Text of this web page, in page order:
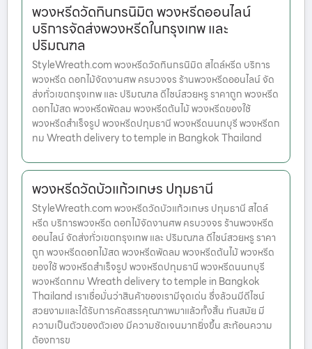
พวงหรีดวัดทินกรนิมิต พวงหรีดออนไลน์
บริการจัดส่งพวงหรีดในกรุงเทพ และ
ปริมณฑล
StyleWreath.com พวงหรีดวัดทินกรนิมิต สไตล์หรีด บริการ
พวงหรีด ดอกไม้จัดงานศพ ครบวงจร ร้านพวงหรีดออนไลน์ จัด
ส่งทั่วเขตกรุงเทพ และ ปริมณฑล ดีไซน์สวยหรู ราคาถูก พวงหรีด
ดอกไม้สด พวงหรีดพัดลม พวงหรีดต้นไม้ พวงหรีดของใช้
พวงหรีดสำเร็จรูป พวงหรีดปทุมธานี พวงหรีดนนทบุรี พวงหรีดก
ทม Wreath delivery to temple in Bangkok Thailand
พวงหรีดวัดบัวแก้วเกษร ปทุมธานี
StyleWreath.com พวงหรีดวัดบัวแก้วเกษร ปทุมธานี สไตล์
หรีด บริการพวงหรีด ดอกไม้จัดงานศพ ครบวงจร ร้านพวงหรีด
ออนไลน์ จัดส่งทั่วเขตกรุงเทพ และ ปริมณฑล ดีไซน์สวยหรู ราคา
ถูก พวงหรีดดอกไม้สด พวงหรีดพัดลม พวงหรีดต้นไม้ พวงหรีด
ของใช้ พวงหรีดสำเร็จรูป พวงหรีดปทุมธานี พวงหรีดนนทบุรี
พวงหรีดกทม Wreath delivery to temple in Bangkok
Thailand เราเชื่อมั่นว่าสินค้าของเรามีจุดเด่น ซึ่งล้วนมีดีไซน์
สวยงามและได้รับการคัดสรรคุณภาพมาแล้วทั้งสิ้น ทันสมัย มี
ความเป็นตัวของตัวเอง มีความชัดเจนมากยิ่งขึ้น สะท้อนความ
ต้องการข